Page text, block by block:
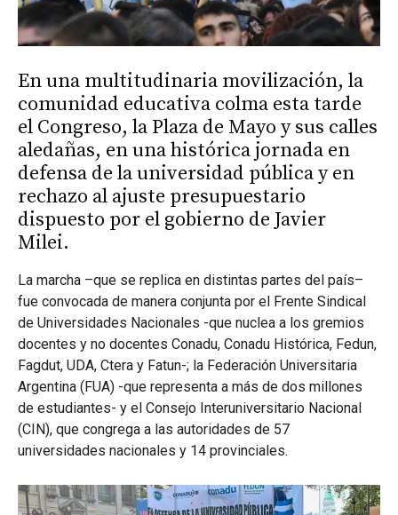
En una multitudinaria movilización, la
comunidad educativa colma esta tarde
el Congreso, la Plaza de Mayo y sus calles
aledañas, en una histórica jornada en
defensa de la universidad pública y en
rechazo al ajuste presupuestario
dispuesto por el gobierno de Javier
Milei.
La marcha –que se replica en distintas partes del país–
fue convocada de manera conjunta por el Frente Sindical
de Universidades Nacionales -que nuclea a los gremios
docentes y no docentes Conadu, Conadu Histórica, Fedun,
Fagdut, UDA, Ctera y Fatun-; la Federación Universitaria
Argentina (FUA) -que representa a más de dos millones
de estudiantes- y el Consejo Interuniversitario Nacional
(CIN), que congrega a las autoridades de 57
universidades nacionales y 14 provinciales.